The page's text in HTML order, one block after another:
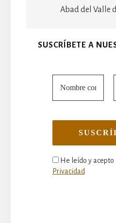
Abad del Valle
SUSCRÍBETE A
He leído y acepto
Privacidad